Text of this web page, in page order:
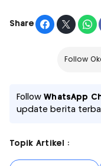
Share
Follow
FollowWhatsApp
update berita
Topik Artikel :